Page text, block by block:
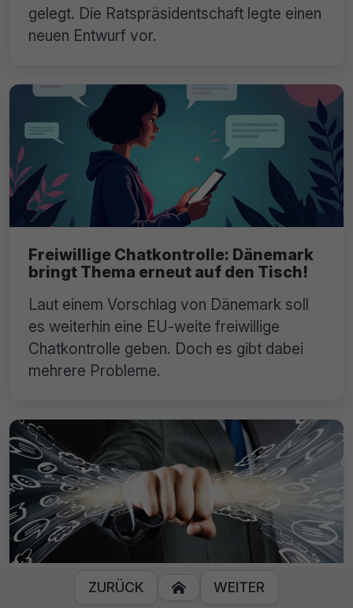
gelegt. Die Ratspräsidentschaft legte einen
neuen Entwurf vor.
Freiwillige Chatkontrolle: Dänemark
bringt Thema erneut auf den Tisch!
Laut einem Vorschlag von Dänemark soll
es weiterhin eine EU-weite freiwillige
Chatkontrolle geben. Doch es gibt dabei
mehrere Probleme.
Chatkontrolle: Sicherheitsbehörden
ZURÜCK  WEITER